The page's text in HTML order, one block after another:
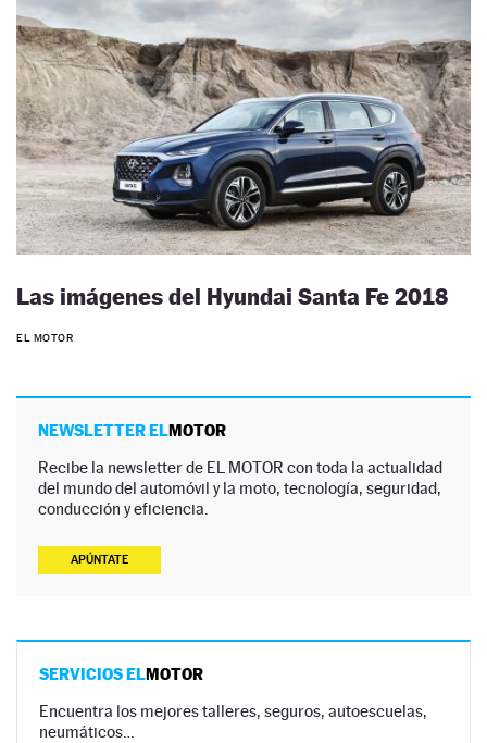
Las imágenes del Hyundai Santa Fe 2018
EL MOTOR
NEWSLETTER ELMOTOR
Recibe la newsletter de EL MOTOR con toda la actualidad
del mundo del automóvil y la moto, tecnología, seguridad,
conducción y eficiencia.
APÚNTATE
SERVICIOS ELMOTOR
Encuentra los mejores talleres, seguros, autoescuelas,
neumáticos…